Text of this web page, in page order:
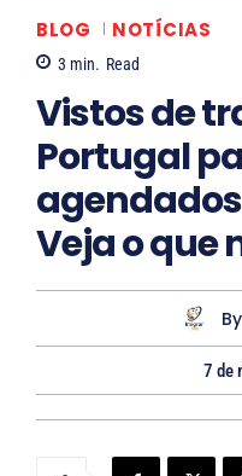
BLOG NOTÍCIAS
3 min. Read
Vistos de
Portugal
Veja o que
By
7 de
l
a
a
r